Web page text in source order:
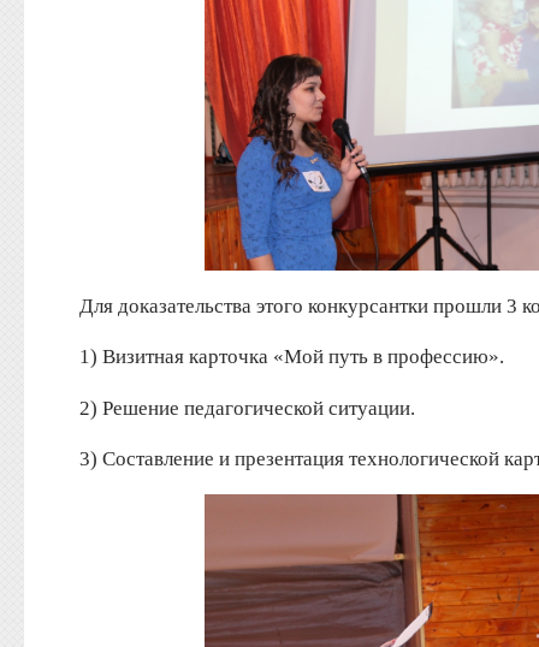
Для доказательства этого конкурсантки прошли 3
1) Визитная карточка «Мой путь в профессию».
2) Решение педагогической ситуации.
3) Составление и презентация технологической